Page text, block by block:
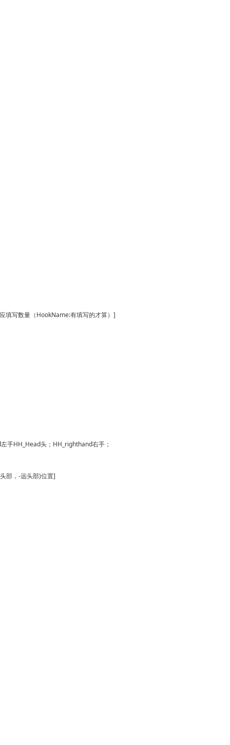
量（HookName:有填写的才算）]
HH_Head头；HH_righthand右手；
，-远头部)位置]